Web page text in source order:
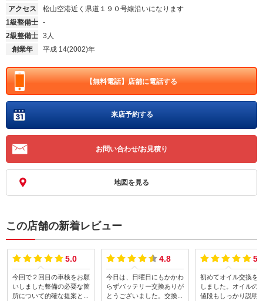
アクセス
松山空港近く県道１９０号線沿いになります
1級整備士 -
2級整備士 3人
創業年
平成 14(2002)年
【無料電話】店舗に電話する
来店予約する
お問い合わせ/お見積り
地図を見る
この店舗の新着レビュー
5.0
今回で２回目の車検をお願
いしました整備の必要な箇
所について的確な提案と整
4.8
今日は、日曜日にもかかわ
らずバッテリー交換ありが
とうございました。交換場
初めてオイル交換を
しました。オイルの
値段もしっかり説明